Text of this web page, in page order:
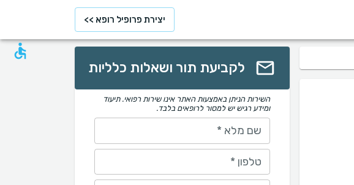
יצירת פרופיל רופא >>
לקביעת תור ושאלות כלליות
השירות הניתן באמצעות האתר אינו שירות רפואי. תיעוד
ומידע רגיש יש למסור לרופאים בלבד.
שם מלא *
טלפון *